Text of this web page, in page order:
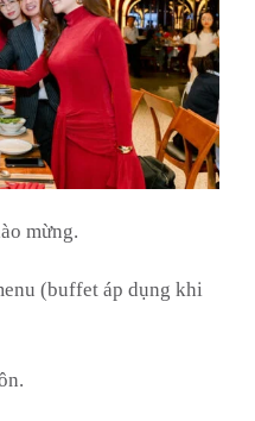
mừng.
(buffet áp dụng khi